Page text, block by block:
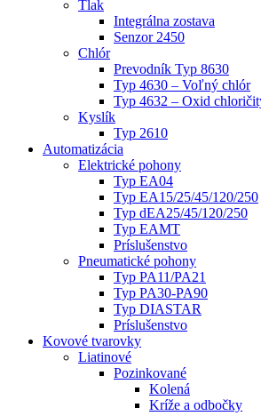
Tlak
Integrálna zostava
Senzor 2450
Chlór
Prevodník Typ 8630
Typ 4630 – Voľný chlór
Typ 4632 – Oxid
Kyslík
Typ 2610
Automatizácia
Elektrické pohony
Typ EA04
Typ EA15/25/45/120/250
Typ dEA25/45/120/250
Typ EAMT
Príslušenstvo
Pneumatické pohony
Typ PA11/PA21
Typ PA30-PA90
Typ DIASTAR
Príslušenstvo
Kovové tvarovky
Liatinové
Pozinkované
Kolená
Kríže a odbočky